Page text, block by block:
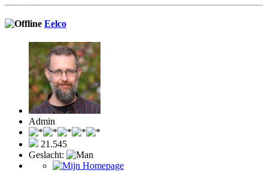
Eelco
Admin
21.545
Geslacht: